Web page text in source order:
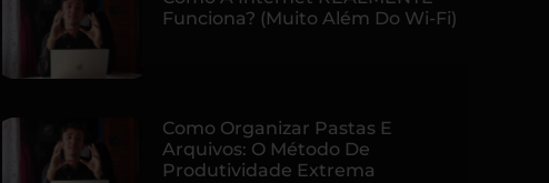
Funciona? (Muito Além Do Wi-Fi)
Como Organizar Pastas E
Arquivos: O Método De
Produtividade Extrema